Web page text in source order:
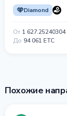
Diamond
От 1 627.25240304
До 94 061 ETC
Похожие